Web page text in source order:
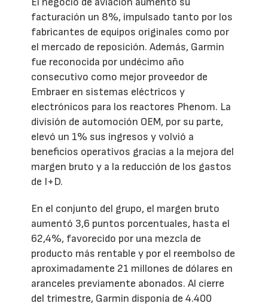
facturación un 8%, impulsado tanto por los
fabricantes de equipos originales como por
el mercado de reposición. Además, Garmin
fue reconocida por undécimo año
consecutivo como mejor proveedor de
Embraer en sistemas eléctricos y
electrónicos para los reactores Phenom. La
división de automoción OEM, por su parte,
elevó un 1% sus ingresos y volvió a
beneficios operativos gracias a la mejora del
margen bruto y a la reducción de los gastos
de I+D.
En el conjunto del grupo, el margen bruto
aumentó 3,6 puntos porcentuales, hasta el
62,4%, favorecido por una mezcla de
producto más rentable y por el reembolso de
aproximadamente 21 millones de dólares en
aranceles previamente abonados. Al cierre
del trimestre, Garmin disponía de 4.400